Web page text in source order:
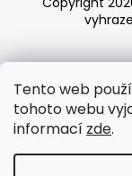
Tento web
tohoto webu
informací zde.